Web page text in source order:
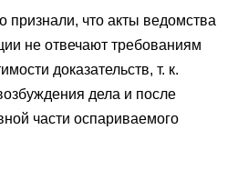
признали, что акты ведомства
не отвечают требованиям
доказательств, т. к.
дела и после
части оспариваемого